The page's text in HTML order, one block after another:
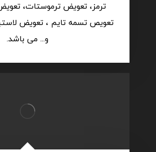
ترمز، تعویض ترموستات،
تعویص تسمه تایم ، تعویض
و... می باشد.